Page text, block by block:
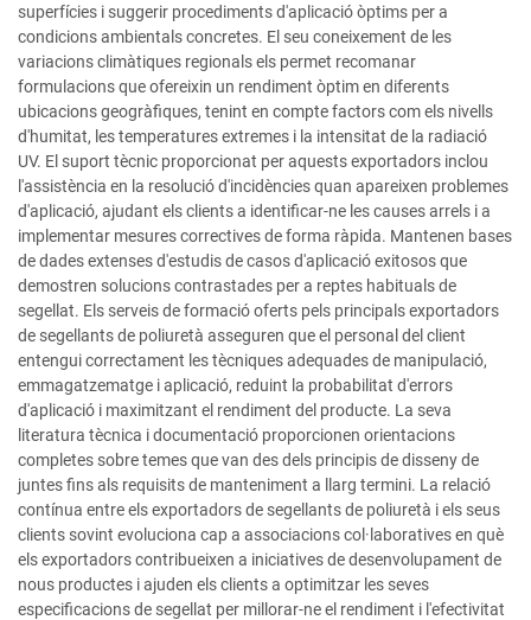
superfícies i suggerir procediments d'aplicació òptims per a
condicions ambientals concretes. El seu coneixement de les
variacions climàtiques regionals els permet recomanar
formulacions que ofereixin un rendiment òptim en diferents
ubicacions geogràfiques, tenint en compte factors com els nivells
d'humitat, les temperatures extremes i la intensitat de la radiació
UV. El suport tècnic proporcionat per aquests exportadors inclou
l'assistència en la resolució d'incidències quan apareixen problemes
d'aplicació, ajudant els clients a identificar-ne les causes arrels i a
implementar mesures correctives de forma ràpida. Mantenen bases
de dades extenses d'estudis de casos d'aplicació exitosos que
demostren solucions contrastades per a reptes habituals de
segellat. Els serveis de formació oferts pels principals exportadors
de segellants de poliuretà asseguren que el personal del client
entengui correctament les tècniques adequades de manipulació,
emmagatzematge i aplicació, reduint la probabilitat d'errors
d'aplicació i maximitzant el rendiment del producte. La seva
literatura tècnica i documentació proporcionen orientacions
completes sobre temes que van des dels principis de disseny de
juntes fins als requisits de manteniment a llarg termini. La relació
contínua entre els exportadors de segellants de poliuretà i els seus
clients sovint evoluciona cap a associacions col·laboratives en què
els exportadors contribueixen a iniciatives de desenvolupament de
nous productes i ajuden els clients a optimitzar les seves
especificacions de segellat per millorar-ne el rendiment i l'efectivitat